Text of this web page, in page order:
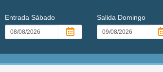
Entrada Sábado Salida Domingo